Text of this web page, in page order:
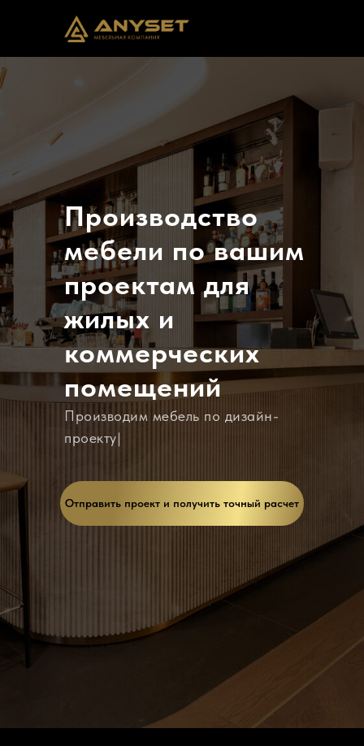
Производство
мебели по вашим
проектам для
жилых и
коммерческих
помещений
Прои|
Отправить проект и получить точный расчет